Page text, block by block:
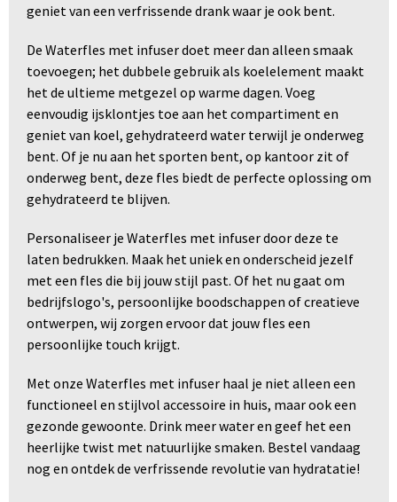
geniet van een verfrissende drank waar je ook bent.
De Waterfles met infuser doet meer dan alleen smaak
toevoegen; het dubbele gebruik als koelelement maakt
het de ultieme metgezel op warme dagen. Voeg
eenvoudig ijsklontjes toe aan het compartiment en
geniet van koel, gehydrateerd water terwijl je onderweg
bent. Of je nu aan het sporten bent, op kantoor zit of
onderweg bent, deze fles biedt de perfecte oplossing om
gehydrateerd te blijven.
Personaliseer je Waterfles met infuser door deze te
laten bedrukken. Maak het uniek en onderscheid jezelf
met een fles die bij jouw stijl past. Of het nu gaat om
bedrijfslogo's, persoonlijke boodschappen of creatieve
ontwerpen, wij zorgen ervoor dat jouw fles een
persoonlijke touch krijgt.
Met onze Waterfles met infuser haal je niet alleen een
functioneel en stijlvol accessoire in huis, maar ook een
gezonde gewoonte. Drink meer water en geef het een
heerlijke twist met natuurlijke smaken. Bestel vandaag
nog en ontdek de verfrissende revolutie van hydratatie!